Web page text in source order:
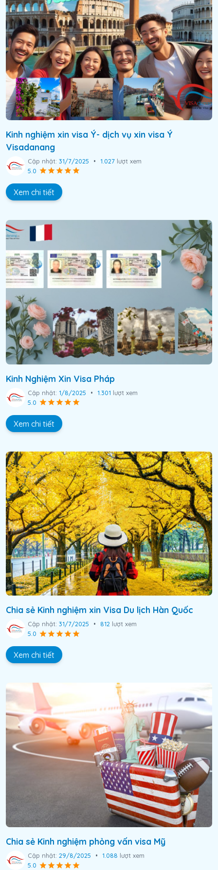
Kinh nghiệm xin visa Ý- dịch vụ xin visa Ý
Visadanang
Cập nhật: 31/7/2025 • 1.027 lượt xem
5.0
Xem chi tiết
Kinh Nghiệm Xin Visa Pháp
Cập nhật: 1/8/2025 • 1.301 lượt xem
5.0
Xem chi tiết
Chia sẻ Kinh nghiệm xin Visa Du lịch Hàn Quốc
Cập nhật: 31/7/2025 • 812 lượt xem
5.0
Xem chi tiết
Chia sẻ Kinh nghiệm phỏng vấn visa Mỹ
Cập nhật: 29/8/2025 • 1.088 lượt xem
5.0